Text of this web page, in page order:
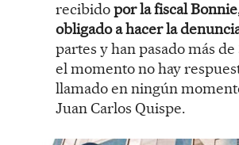
recibidopor la fiscal
obligado a hacer la
partes y han pasado más de
el momento no hay
llamado en ningún
Juan Carlos Quispe.